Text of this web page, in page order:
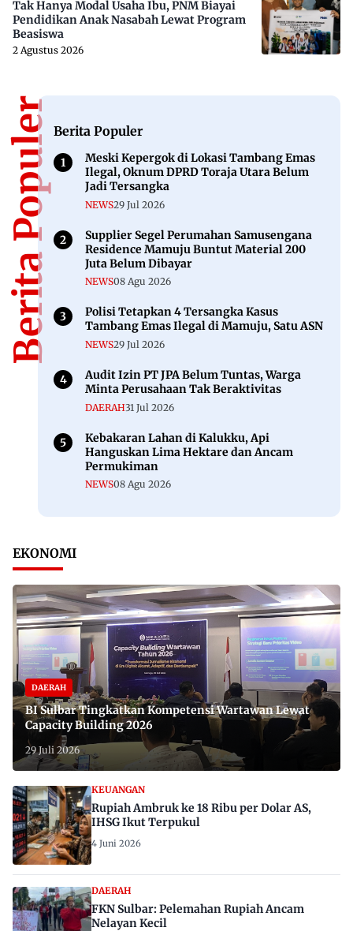
Tak Hanya Modal Usaha Ibu, PNM Biayai
Pendidikan Anak Nasabah Lewat Program
Beasiswa
2 Agustus 2026
Berita PopulerBerita Populer
Meski Kepergok di Lokasi Tambang Emas
Ilegal, Oknum DPRD Toraja Utara Belum
Jadi Tersangka
NEWS29 Jul 2026
Supplier Segel Perumahan Samusengana
Residence Mamuju Buntut Material 200
Juta Belum Dibayar
NEWS08 Agu 2026
Polisi Tetapkan 4 Tersangka Kasus
Tambang Emas Ilegal di Mamuju, Satu ASN
NEWS29 Jul 2026
Audit Izin PT JPA Belum Tuntas, Warga
Minta Perusahaan Tak Beraktivitas
DAERAH31 Jul 2026
Kebakaran Lahan di Kalukku, Api
Hanguskan Lima Hektare dan Ancam
Permukiman
NEWS08 Agu 2026
EKONOMI
DAERAH
BI Sulbar Tingkatkan Kompetensi Wartawan Lewat
Capacity Building 2026
29 Juli 2026
KEUANGAN
Rupiah Ambruk ke 18 Ribu per Dolar AS,
IHSG Ikut Terpukul
4 Juni 2026
DAERAH
FKN Sulbar: Pelemahan Rupiah Ancam
Nelayan Kecil